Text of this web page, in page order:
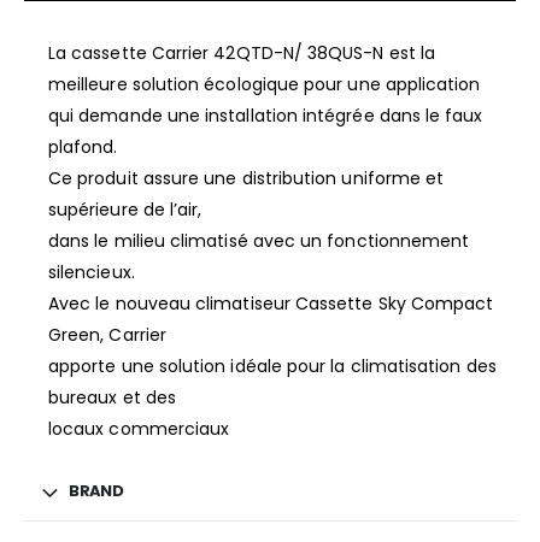
La cassette Carrier 42QTD-N/ 38QUS-N est la
meilleure solution écologique pour une application
qui demande une installation intégrée dans le faux
plafond.
Ce produit assure une distribution uniforme et
supérieure de l’air,
dans le milieu climatisé avec un fonctionnement
silencieux.
Avec le nouveau climatiseur Cassette Sky Compact
Green, Carrier
apporte une solution idéale pour la climatisation des
bureaux et des
locaux commerciaux
BRAND